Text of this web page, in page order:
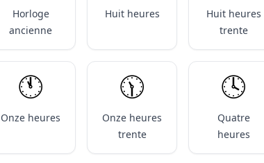
Horloge
ancienne
Huit heures
Huit heures
trente
🕚️
Onze heures
🕦️
Onze heures
trente
🕓️
Quatre
heures